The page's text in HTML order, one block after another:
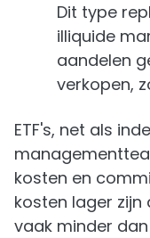
Dit type
illiquide
aandelen
verkopen,
ETF's, net als
kosten en
kosten lager zijn
vaak minder dan